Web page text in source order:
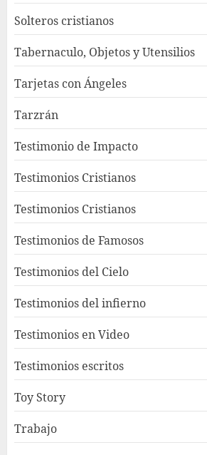
Solteros cristianos
Tabernaculo, Objetos y Utensilios
Tarjetas con Ángeles
Tarzrán
Testimonio de Impacto
Testimonios Cristianos
Testimonios Cristianos
Testimonios de Famosos
Testimonios del Cielo
Testimonios del infierno
Testimonios en Video
Testimonios escritos
Toy Story
Trabajo